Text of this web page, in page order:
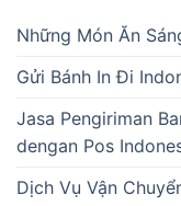
Những Món Ăn
Gửi Bánh In Đi
Jasa Pengiriman
dengan Pos
Dịch Vụ Vận